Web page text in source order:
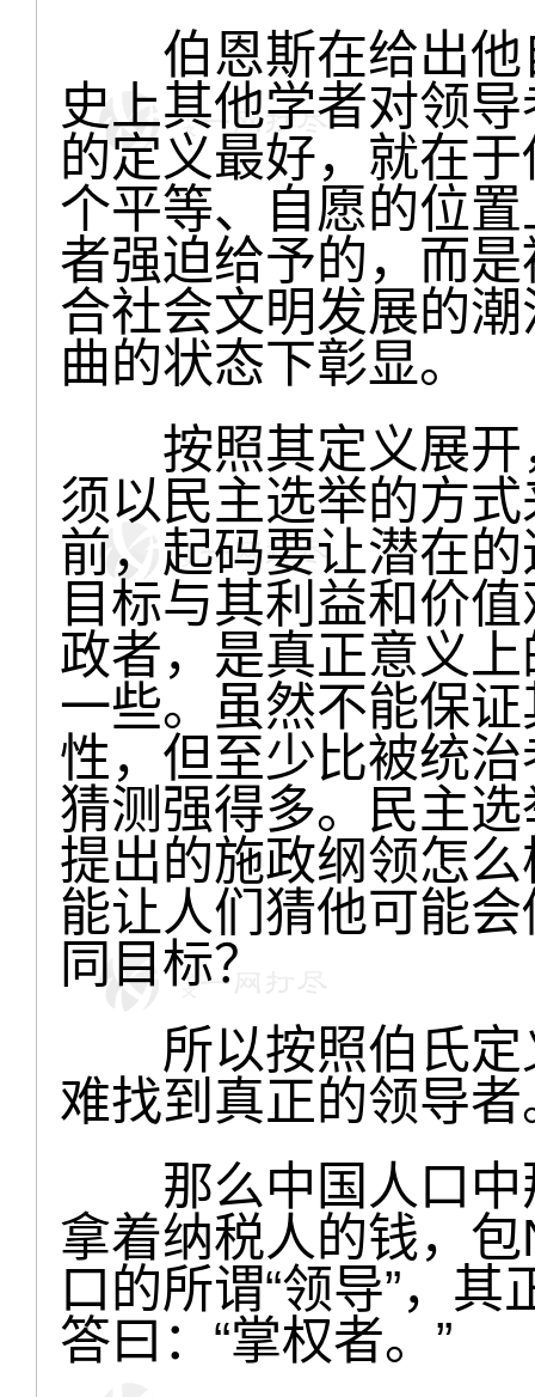
伯恩斯在给出他
史上其他学者对领
的定义最好，就在
个平等、自愿的位
者强迫给予的，而
合社会文明发展的
曲的状态下彰显。
按照其定义展开
须以民主选举的方
前，起码要让潜在
目标与其利益和价
政者，是真正意义
一些。虽然不能保
性，但至少比被统
猜测强得多。民主
提出的施政纲领怎
能让人们猜他可能
同目标？
所以按照伯氏定
难找到真正的领导者
那么中国人口中
拿着纳税人的钱，
口的所谓“领导”，
答曰：“掌权者。”